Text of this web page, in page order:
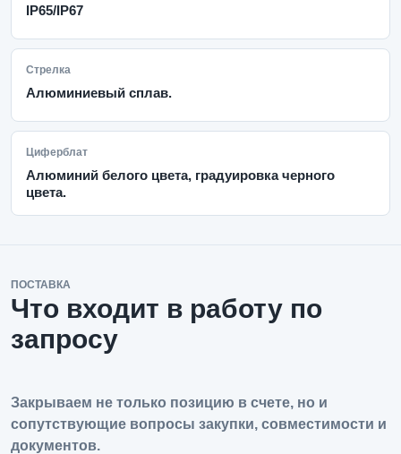
IP65/IP67
Стрелка
Алюминиевый сплав.
Циферблат
Алюминий белого цвета, градуировка черного
цвета.
ПОСТАВКА
Что входит в работу по
запросу
Закрываем не только позицию в счете, но и
сопутствующие вопросы закупки, совместимости и
документов.